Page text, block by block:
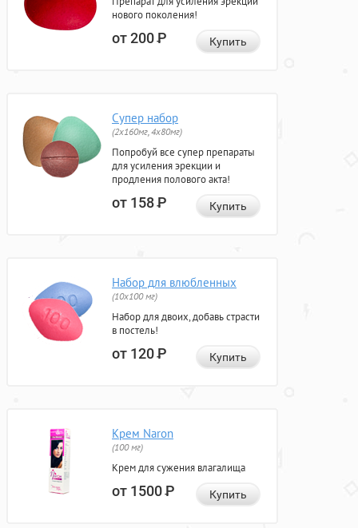
нового поколения!
от 200Р Купить
Супер набор
(2х160мг, 4х80мг)
Попробуй все супер препараты
для усиления эрекции и
продления полового акта!
от 158Р Купить
Набор для влюбленных
(10х100 мг)
Набор для двоих, добавь страсти
в постель!
от 120Р Купить
Крем Naron
(100 мг)
Крем для сужения влагалища
от 1500Р Купить